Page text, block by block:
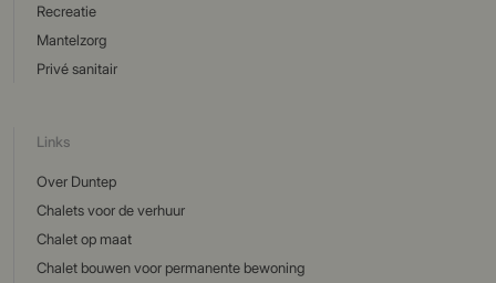
Recreatie
Mantelzorg
Privé sanitair
Links
Over Duntep
Chalets voor de verhuur
Chalet op maat
Chalet bouwen voor permanente bewoning